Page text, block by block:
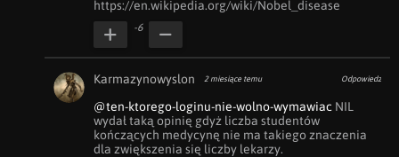
https://en.wikipedia.org/wiki/Nobel_disease
-6
Karmazynowyslon 2 miesiące temu Odpowiedz
@ten-ktorego-loginu-nie-wolno-wymawiac NIL
wydał taką opinię gdyż liczba studentów
kończących medycynę nie ma takiego znaczenia
dla zwiększenia się liczby lekarzy.